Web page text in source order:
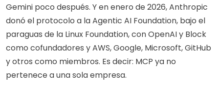
Gemini poco después. Y en enero de 2026, Anthropic
donó el protocolo a la Agentic AI Foundation, bajo el
paraguas de la Linux Foundation, con OpenAI y Block
como cofundadores y AWS, Google, Microsoft, GitHub
y otros como miembros. Es decir: MCP ya no
pertenece a una sola empresa.